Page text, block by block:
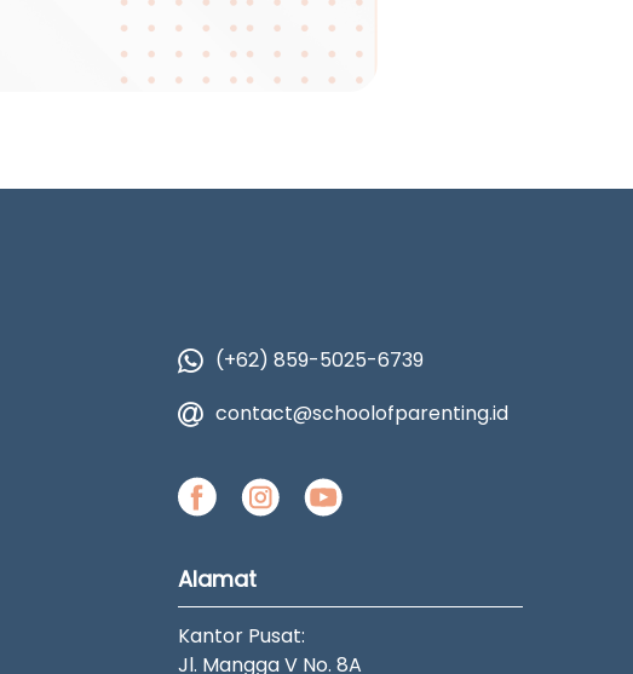
(+62) 859-5025-6739
contact@schoolofparenting.id
Alamat
Kantor Pusat:
Jl. Mangga V No. 8A